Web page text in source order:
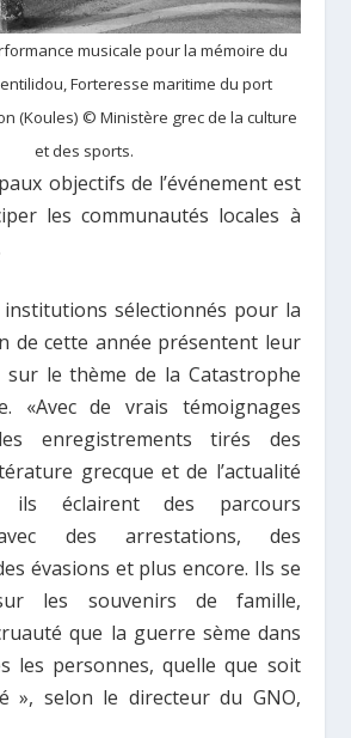
musicale pour la mémoire du
Forteresse maritime du port
(Koules) © Ministère grec de la culture
et des sports.
objectifs de l’événement est
les communautés locales à
sélectionnés pour la
de cette année présentent leur
le thème de la Catastrophe
«Avec de vrais témoignages
enregistrements tirés des
grecque et de l’actualité
ils éclairent des parcours
des arrestations, des
évasions et plus encore. Ils se
les souvenirs de famille,
que la guerre sème dans
les personnes, quelle que soit
», selon le directeur du GNO,